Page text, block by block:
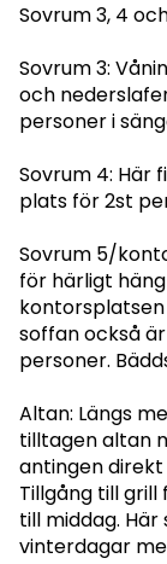
Sovrum 3, 4
Sovrum 3:
och
personer i
Sovrum 4: Här
plats för 2st
Sovrum 5/
för härligt
soffan också
personer.
Altan: Längs
tilltagen altan
antingen
Tillgång till
till middag.
vinterdagar